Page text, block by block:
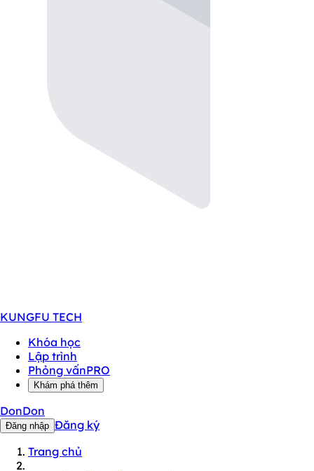
KUNGFU TECH
Khóa học
Lập trình
Phỏng vấnPRO
Khám phá thêm
DonDon
Đăng nhập Đăng ký
Trang chủ